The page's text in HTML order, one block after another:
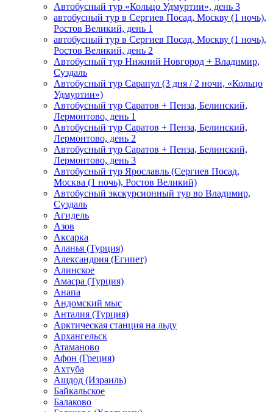
Автобусный тур «Кольцо Удмуртии», день 3
автобусный тур в Сергиев Посад, Москву (1 ночь),
Ростов Великий, день 1
автобусный тур в Сергиев Посад, Москву (1 ночь),
Ростов Великий, день 2
Автобусный тур Нижний Новгород + Владимир,
Суздаль
Автобусный тур Сарапул (3 дня / 2 ночи, «Кольцо
Удмуртии»)
Автобусный тур Саратов + Пенза, Белинский,
Лермонтово, день 1
Автобусный тур Саратов + Пенза, Белинский,
Лермонтово, день 2
Автобусный тур Саратов + Пенза, Белинский,
Лермонтово, день 3
Автобусный тур Ярославль (Сергиев Посад,
Москва (1 ночь), Ростов Великий)
Автобусный экскурсионный тур во Владимир,
Суздаль
Агидель
Азов
Аксарка
Аланья (Турция)
Александрия (Египет)
Алинское
Амасра (Турция)
Анапа
Андомский мыс
Анталия (Турция)
Арктическая станция на льду
Архангельск
Атаманово
Афон (Греция)
Ахтуба
Ашдод (Израиль)
Байкальское
Балаково